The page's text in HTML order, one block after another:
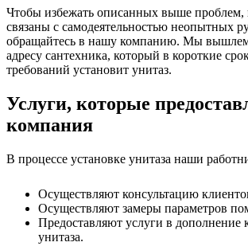
Чтобы избежать описанных выше проблем,
связаны с самодеятельностью неопытных
обращайтесь в нашу компанию. Мы
адресу сантехника, который в короткие
требований установит унитаз.
Услуги, которые
компания
В процессе установке унитаза наши
Осуществляют консультацию
Осуществляют замеры параметров
Предоставляют услуги в дополнение
унитаза.